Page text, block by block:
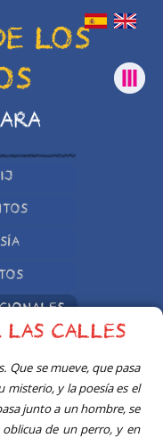
LOS
LAS CALLES
Que se mueve, que pasa
misterio, y la poesía es el
junto a un hombre, se
de un perro, y en